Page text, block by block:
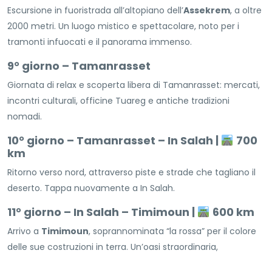
Escursione in fuoristrada all’altopiano dell’Assekrem, a oltre
2000 metri. Un luogo mistico e spettacolare, noto per i
tramonti infuocati e il panorama immenso.
9° giorno – Tamanrasset
Giornata di relax e scoperta libera di Tamanrasset: mercati,
incontri culturali, officine Tuareg e antiche tradizioni
nomadi.
10° giorno – Tamanrasset – In Salah |
700
km
Ritorno verso nord, attraverso piste e strade che tagliano il
deserto. Tappa nuovamente a In Salah.
11° giorno – In Salah – Timimoun | 600 km
Arrivo a Timimoun, soprannominata “la rossa” per il colore
delle sue costruzioni in terra. Un’oasi straordinaria,